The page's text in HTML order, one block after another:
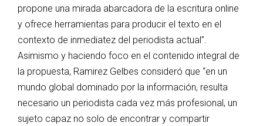
propone una mirada abarcadora de la escritura online
y ofrece herramientas para producir el texto en el
contexto de inmediatez del periodista actual”.
Asimismo y haciendo foco en el contenido integral de
la propuesta, Ramirez Gelbes consideró que “en un
mundo global dominado por la información, resulta
necesario un periodista cada vez más profesional, un
sujeto capaz no solo de encontrar y compartir